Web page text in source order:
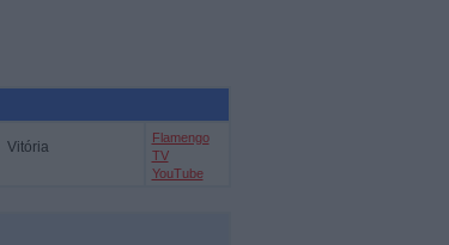
Vitória
Flamengo
TV
YouTube